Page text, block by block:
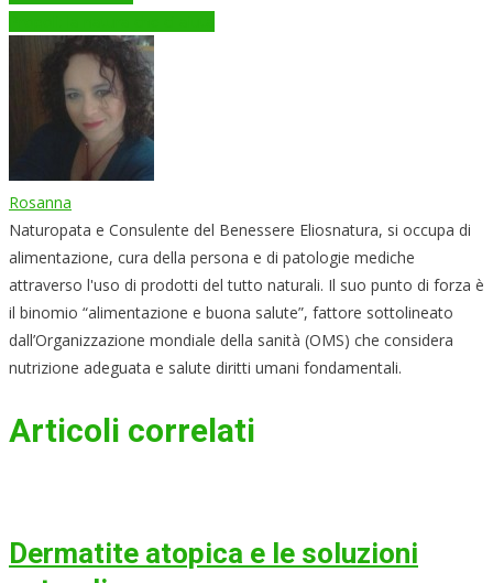
Rosanna
Naturopata e Consulente del Benessere Eliosnatura, si occupa di
alimentazione, cura della persona e di patologie mediche
attraverso l'uso di prodotti del tutto naturali. Il suo punto di forza è
il binomio “alimentazione e buona salute”, fattore sottolineato
dall’Organizzazione mondiale della sanità (OMS) che considera
nutrizione adeguata e salute diritti umani fondamentali.
Articoli correlati
Dermatite atopica e le soluzioni